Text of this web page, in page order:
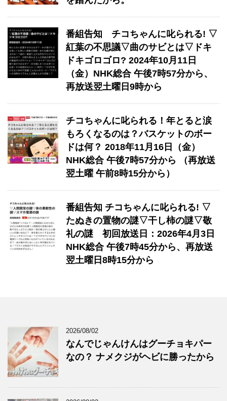
番組告知 チコちゃんに叱られる! ▽
紅葉の不思議▽曲のサビとは▽ドキ
ドキゴロゴロ? 2024年10月11日
（金）NHK総合 午後7時57分から、
再放送翌土曜日9時から
チコちゃんに叱られる！年とると涙
もろくなるのは？バスケットのボー
ドは何？ 2018年11月16日（金）
NHK総合 午後7時57分から （再放送
翌土曜 午前8時15分から）
番組告知 チコちゃんに叱られる! ▽
たぬきの置物の謎▽干し柿の謎▽敬
礼の謎 初回放送日：2026年4月3日
NHK総合 午後7時45分から、再放送
翌土曜日8時15分から
2026/08/02
なんでじゃんけんはグーチョキパー
なの？ ナメクジがヘビに勝ったから